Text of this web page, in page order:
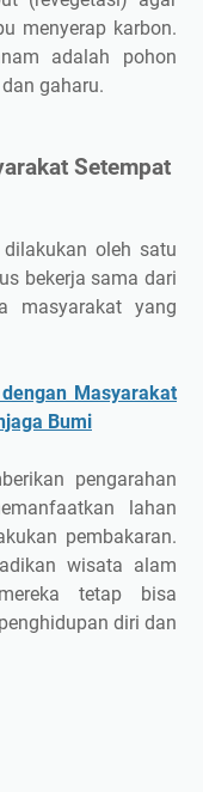
menyerap karbon.
adalah pohon
gaharu.
Setempat
oleh satu
bekerja sama dari
masyarakat yang
Masyarakat
Bumi
pengarahan
lahan
pembakaran.
wisata alam
tetap bisa
diri dan